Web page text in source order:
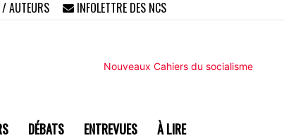
AUTEURS INFOLETTRE DES NCS
DÉBATS ENTREVUES À LIRE